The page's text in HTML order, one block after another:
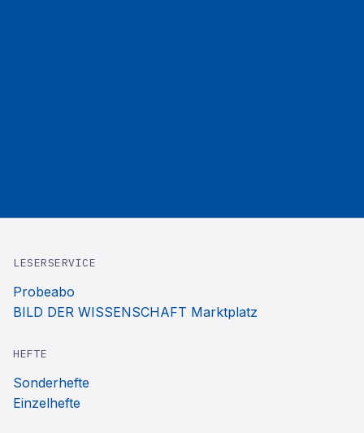
LESERSERVICE
Probeabo
BILD DER WISSENSCHAFT Marktplatz
HEFTE
Sonderhefte
Einzelhefte